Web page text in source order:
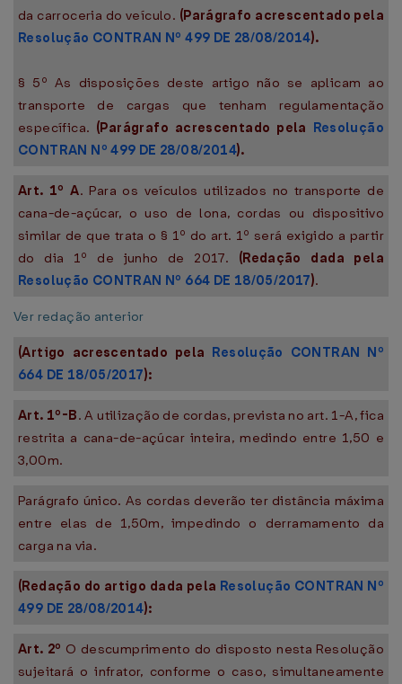
da carroceria do veículo. (Parágrafo acrescentado pela
Resolução CONTRAN Nº 499 DE 28/08/2014).
§ 5º As disposições deste artigo não se aplicam ao
transporte de cargas que tenham regulamentação
específica. (Parágrafo acrescentado pela Resolução
CONTRAN Nº 499 DE 28/08/2014).
Art. 1º A. Para os veículos utilizados no transporte de
cana-de-açúcar, o uso de lona, cordas ou dispositivo
similar de que trata o § 1º do art. 1º será exigido a partir
do dia 1º de junho de 2017. (Redação dada pela
Resolução CONTRAN Nº 664 DE 18/05/2017).
Ver redação anterior
(Artigo acrescentado pela Resolução CONTRAN Nº
664 DE 18/05/2017):
Art. 1º-B. A utilização de cordas, prevista no art. 1-A, fica
restrita a cana-de-açúcar inteira, medindo entre 1,50 e
3,00m.
Parágrafo único. As cordas deverão ter distância máxima
entre elas de 1,50m, impedindo o derramamento da
carga na via.
(Redação do artigo dada pela Resolução CONTRAN Nº
499 DE 28/08/2014):
Art. 2º O descumprimento do disposto nesta Resolução
sujeitará o infrator, conforme o caso, simultaneamente